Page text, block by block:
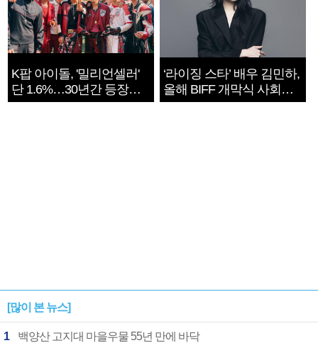
K팝 아이돌, '밀리언셀러'
단 1.6%…30년간 등장
1182개팀 전수조사
‘라이징 스타’ 배우 김민하,
올해 BIFF 개막식 사회자
확정
[많이 본 뉴스]
1 백양산 고지대 마을우물 55년 만에 바닥